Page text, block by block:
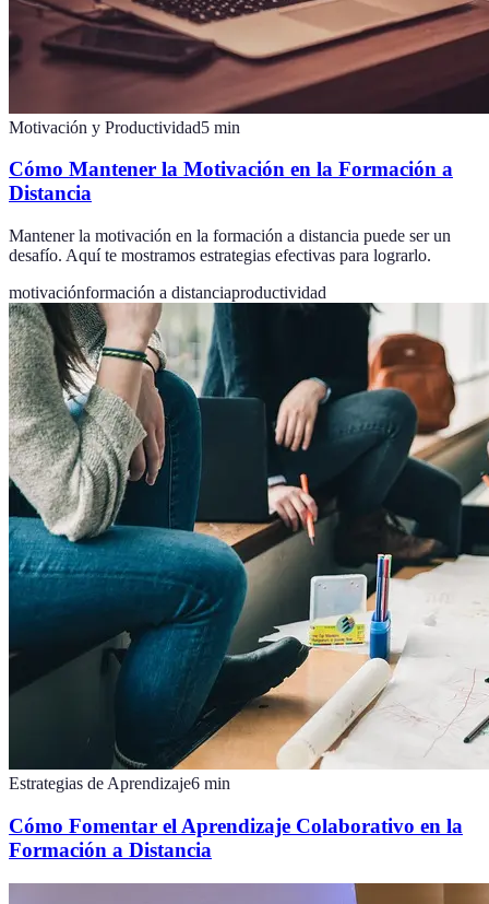
Motivación y Productividad5 min
Cómo Mantener la Motivación en la Formación a
Distancia
Mantener la motivación en la formación a distancia puede ser un
desafío. Aquí te mostramos estrategias efectivas para lograrlo.
motivaciónformación a distanciaproductividad
Estrategias de Aprendizaje6 min
Cómo Fomentar el Aprendizaje Colaborativo en la
Formación a Distancia